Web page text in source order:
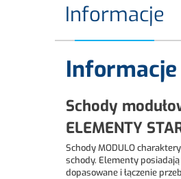
Informacje
Informacje
Schody
ELEMENTY
Schody MODULO
schody. Elementy
dopasowane i łączenie